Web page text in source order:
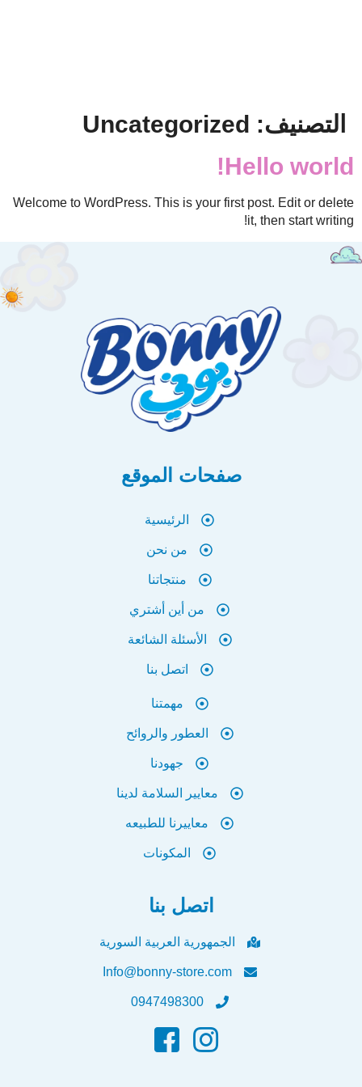
التصنيف: Uncategorized
Hello world!
Welcome to WordPress. This is your first post. Edit or delete
it, then start writing!
صفحات الموقع
الرئيسية
من نحن
منتجاتنا
من أين أشتري
الأسئلة الشائعة
اتصل بنا
مهمتنا
العطور والروائح
جهودنا
معايير السلامة لدينا
معاييرنا للطبيعه
المكونات
اتصل بنا
الجمهورية العربية السورية
Info@bonny-store.com
0947498300